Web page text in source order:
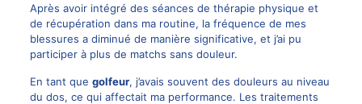
Après avoir intégré des séances de thérapie physique et
de récupération dans ma routine, la fréquence de mes
blessures a diminué de manière significative, et j’ai pu
participer à plus de matchs sans douleur.
En tant que golfeur, j’avais souvent des douleurs au niveau
du dos, ce qui affectait ma performance. Les traitements